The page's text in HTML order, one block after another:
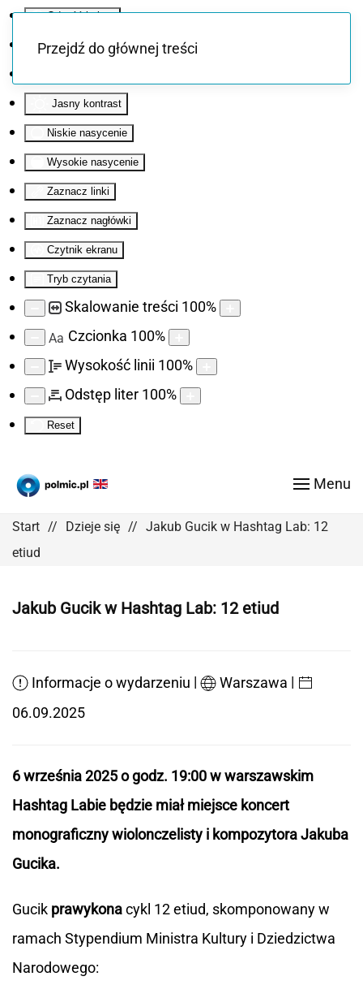
Odwróć kolory
Monochromatyczny
Jasny kontrast
Niskie nasycenie
Wysokie nasycenie
Zaznacz linki
Zaznacz nagłówki
Czytnik ekranu
Tryb czytania
Skalowanie treści 100%
Aa Czcionka 100%
Wysokość linii 100%
Odstęp liter 100%
Reset
Przejdź do głównej treści
Menu
Start Dzieje się
Jakub Gucik w Hashtag Lab: 12
etiud
Jakub Gucik w Hashtag Lab: 12 etiud
Informacje o wydarzeniu | Warszawa |
06.09.2025
6 września 2025 o godz. 19:00 w warszawskim
Hashtag Labie będzie miał miejsce koncert
monograficzny wiolonczelisty i kompozytora Jakuba
Gucika.
Gucik prawykonacykl 12 etiud, skomponowany w
ramach Stypendium Ministra Kultury i Dziedzictwa
Narodowego: